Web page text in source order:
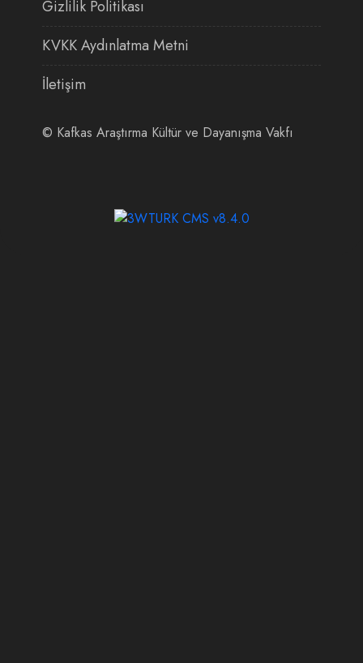
Gizlilik Politikası
KVKK Aydınlatma Metni
İletişim
© Kafkas Araştırma Kültür ve Dayanışma Vakfı